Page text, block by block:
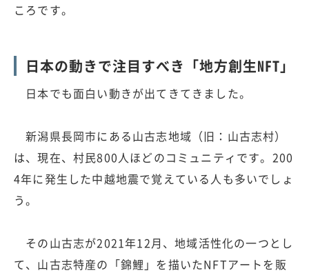
ころです。
日本の動きで注目すべき「地方創生NFT」
日本でも面白い動きが出てきてきました。
新潟県長岡市にある山古志地域（旧：山古志村）
は、現在、村民800人ほどのコミュニティです。200
4年に発生した中越地震で覚えている人も多いでしょ
う。
その山古志が2021年12月、地域活性化の一つとし
て、山古志特産の「錦鯉」を描いたNFTアートを販